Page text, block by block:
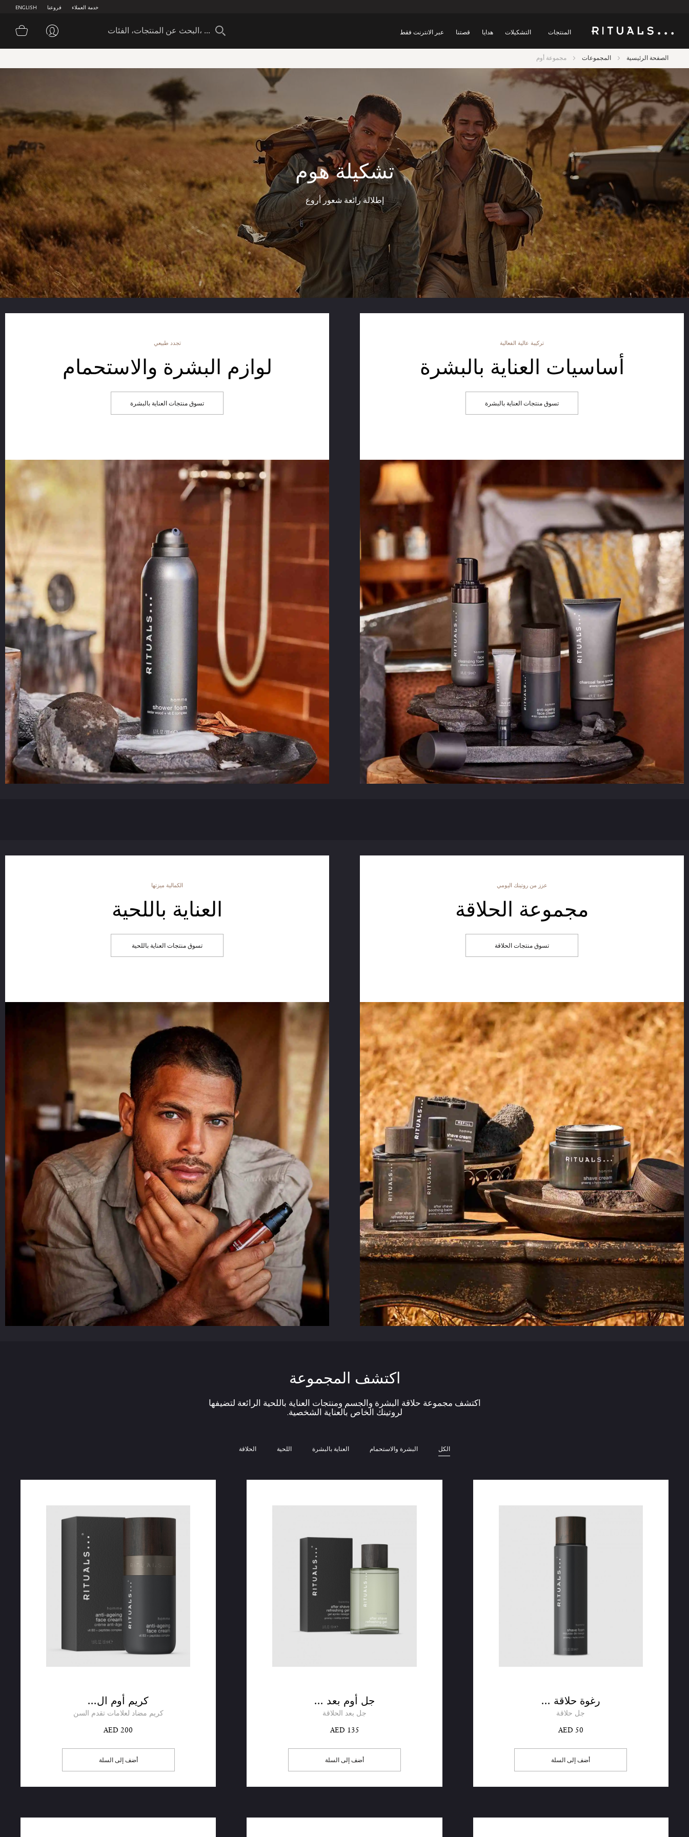
ENGLISH فروعنا خدمة العملاء
المنتجات التشكيلات هدايا قصتنا عبر الانترنت فقط سلة
الصفحة الرئيسية المجموعات مجموعة أوم
تشكيلة هوم
إطلالة رائعة شعور أروع
تجدد طبيعي
لوازم البشرة والاستحمام
تسوق منتجات العناية بالبشرة
تركيبة عالية الفعالية
أساسيات العناية بالبشرة
تسوق منتجات العناية بالبشرة
الكمالية ميزتها
العناية باللحية
تسوق منتجات العناية باللحية
عزز من روتينك اليومي
مجموعة الحلاقة
تسوق منتجات الحلاقة
اكتشف المجموعة
اكتشف مجموعة حلاقة البشرة والجسم ومنتجات العناية باللحية الرائعة لتضيفها
لروتينك الخاص بالعناية الشخصية.
الكل البشرة والاستحمام العناية بالبشرة اللحية الحلاقة
رغوة حلاقة ...
جل حلاقة
AED 50
أضف إلى السلة
جل أوم بعد ...
جل بعد الحلاقة
AED 135
أضف إلى السلة
كريم أوم ال...
كريم مضاد لعلامات تقدم السن
AED 200
أضف إلى السلة